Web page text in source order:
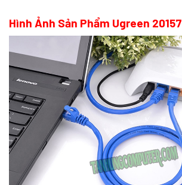
Hình Ảnh Sản Phẩm Ugreen 20157